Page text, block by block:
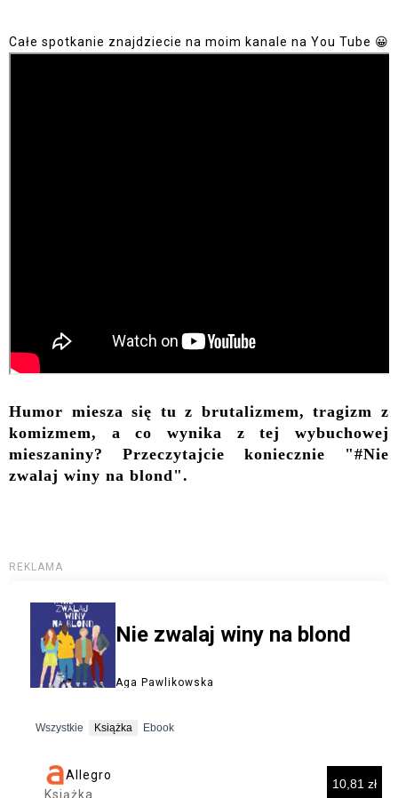
Całe spotkanie znajdziecie na moim kanale na You Tube 😀
Humor miesza się tu z brutalizmem, tragizm z
komizmem, a co wynika z tej wybuchowej
mieszaniny? Przeczytajcie koniecznie "#Nie
zwalaj winy na blond".